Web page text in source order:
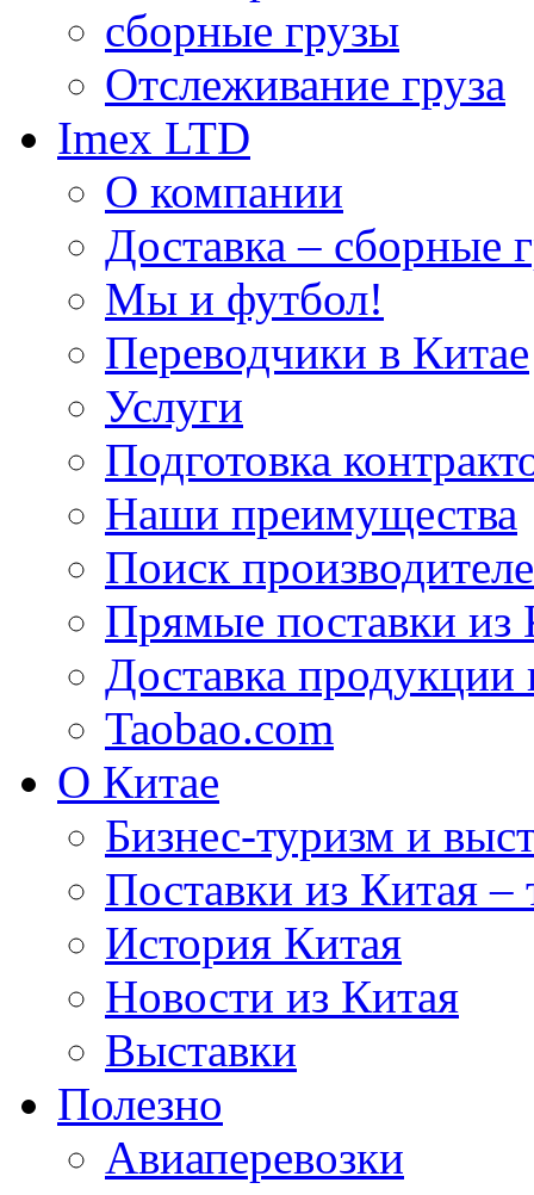
сборные грузы
Отслеживание груза
Imex LTD
О компании
Доставка – сборные
Мы и футбол!
Переводчики в Китае
Услуги
Подготовка
Наши преимущества
Поиск
Прямые поставки из
Доставка продукции
Taobao.com
О Китае
Бизнес-туризм и
Поставки из Китая
История Китая
Новости из Китая
Выставки
Полезно
Авиаперевозки